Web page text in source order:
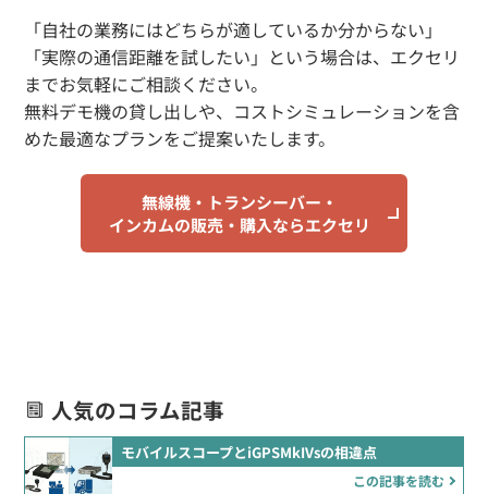
「自社の業務にはどちらが適しているか分からない」
「実際の通信距離を試したい」という場合は、エクセリ
までお気軽にご相談ください。
無料デモ機の貸し出しや、コストシミュレーションを含
めた最適なプランをご提案いたします。
無線機・トランシーバー・
インカムの販売・購入ならエクセリ
人気のコラム記事
モバイルスコープとiGPSMkIVsの相違点
この記事を読む